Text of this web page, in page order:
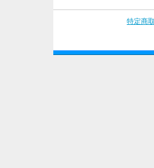
特定商